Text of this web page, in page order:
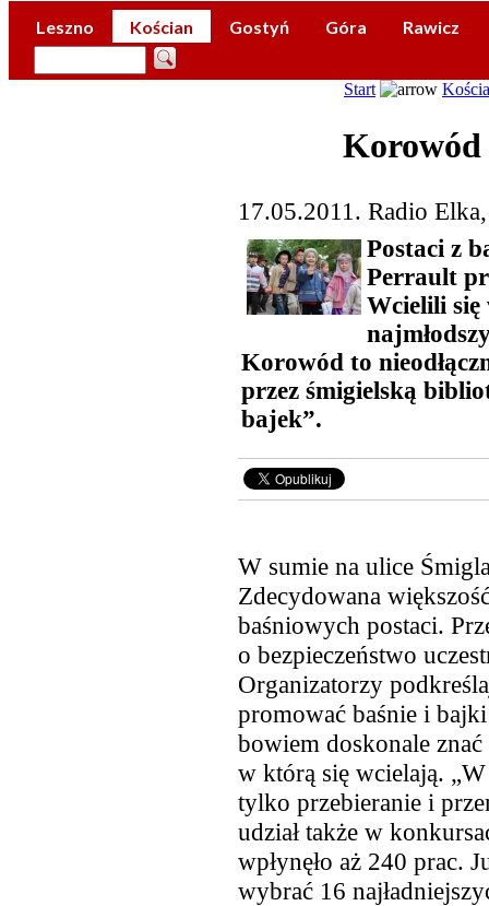
Leszno Kościan Gostyń Góra Rawicz
Start
Korowód
17.05.2011. Radio
Postaci z
Perrault
Wcielili się
Korowód to
przez śmigielską
bajek”.
W sumie na ulice
Zdecydowana
baśniowych postaci.
o bezpieczeństwo
Organizatorzy
promować baśnie i
bowiem doskonale
w którą się wcielają.
tylko przebieranie i
udział także w
wpłynęło aż 240 prac.
wybrać 16